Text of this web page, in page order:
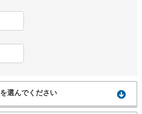
選んでください